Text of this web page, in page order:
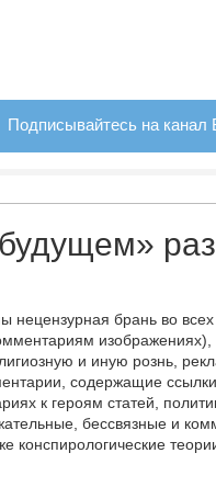
Подписывайтесь на канал
нецензурная брань во
и иную рознь,
содержащие
к героям статей,
бессвязные и
конспирологические